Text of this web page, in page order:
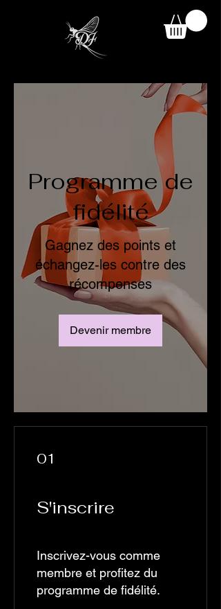
Programme de
fidélité
Gagnez des points et
échangez-les contre des
récompenses
Devenir membre
01
S'inscrire
Inscrivez-vous comme
membre et profitez du
programme de fidélité.